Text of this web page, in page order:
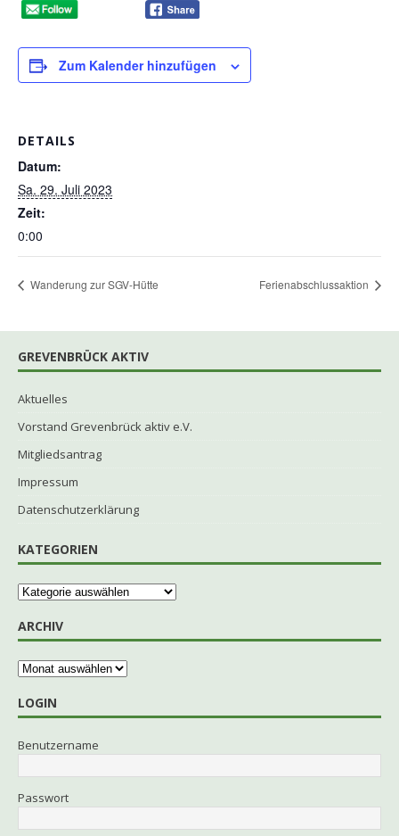
Zum Kalender hinzufügen
DETAILS
Datum:
Sa. 29. Juli 2023
Zeit:
0:00
Wanderung zur SGV-Hütte Ferienabschlussaktion
GREVENBRÜCK AKTIV
Aktuelles
Vorstand Grevenbrück aktiv e.V.
Mitgliedsantrag
Impressum
Datenschutzerklärung
KATEGORIEN
ARCHIV
LOGIN
Benutzername
Passwort